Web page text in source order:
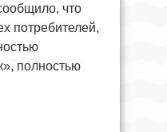
что
потребителей,
полностью